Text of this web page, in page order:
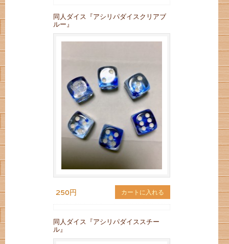
同人ダイス『アシリパダイスクリアブ
ルー』
250円 カートに入れる
同人ダイス『アシリパダイススチー
ル』